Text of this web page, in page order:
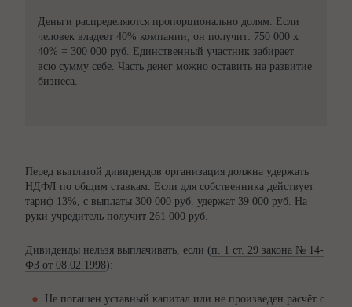
Деньги распределяются пропорционально долям. Если
человек владеет 40% компании, он получит: 750 000 х
40% = 300 000 руб. Единственный участник забирает
всю сумму себе. Часть денег можно оставить на развитие
бизнеса.
Перед выплатой дивидендов организация должна удержать
НДФЛ по общим ставкам. Если для собственника действует
тариф 13%, с выплаты 300 000 руб. удержат 39 000 руб. На
руки учредитель получит 261 000 руб.
Дивиденды нельзя выплачивать, если (п. 1 ст. 29 закона № 14-
ФЗ от 08.02.1998):
Не погашен уставный капитал или не произведен расчёт с